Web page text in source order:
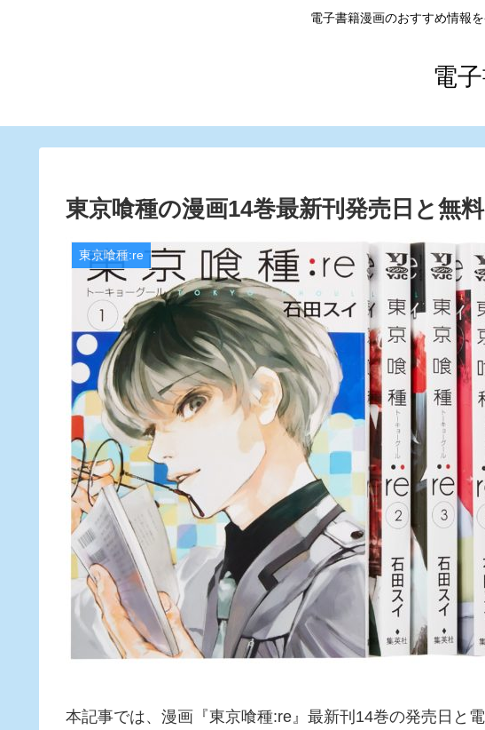
電子書籍漫画のおすすめ情報
電
東京喰種の漫画14巻最新刊発売日と無
東京喰種:re
本記事では、漫画『東京喰種:re』最新刊14巻の発売日と